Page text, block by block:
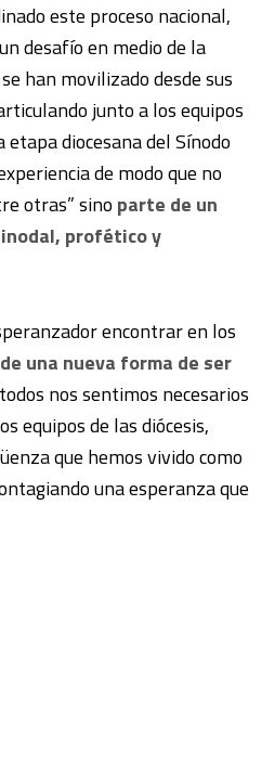
este proceso nacional,
desafío en medio de la
han movilizado desde sus
junto a los equipos
etapa diocesana del Sínodo
de modo que no
otras” sino parte de un
profético y
encontrar en los
una nueva forma de ser
nos sentimos necesarios
equipos de las diócesis,
que hemos vivido como
una esperanza que